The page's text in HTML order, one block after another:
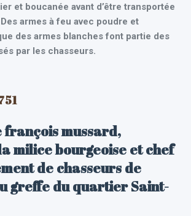
et boucanée avant d’être transportée
armes à feu avec poudre et
des armes blanches font partie des
par les chasseurs.
françois mussard,
milice bourgeoise et chef
de chasseurs de
greffe du quartier Saint-